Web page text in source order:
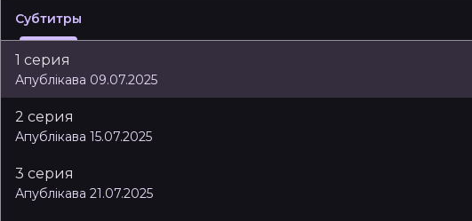
Субтитры
1 серия
Апублікава 09.07.2025
2 серия
Апублікава 15.07.2025
3 серия
Апублікава 21.07.2025